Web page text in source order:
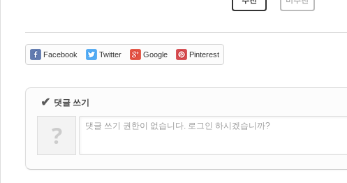
Facebook Twitter Google Pinterest
✔ 댓글 쓰기
? 댓글 쓰기 권한이 없습니다. 로그인 하시겠습니까?